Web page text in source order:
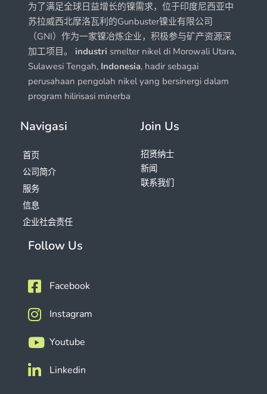
为了满足全球日益增长的镍需求，位于印度尼西亚中
苏拉威西北摩洛瓦利的Gunbuster镍业有限公司
（GNI）作为一家镍冶炼企业，积极参与矿产资源深
加工项目。 industri smelter nikel di Morowali Utara,
Sulawesi Tengah, Indonesia, hadir sebagai
perusahaan pengolah nikel yang bersinergi dalam
program hilirisasi minerba
Navigasi
首页
公司简介
服务
信息
企业社会责任
Join Us
招贤纳士
新闻
联系我们
Follow Us
Facebook
Instagram
Youtube
Linkedin